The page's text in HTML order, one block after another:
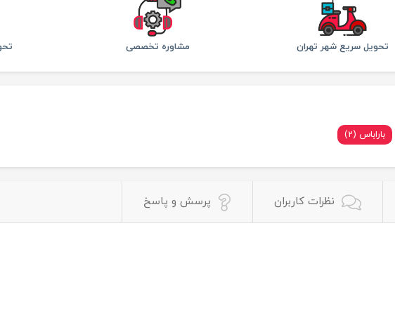
تحویل سریع شهر تهران مشاوره تخصصی
باراباس (2)
نظرات کاربران پرسش و پاسخ